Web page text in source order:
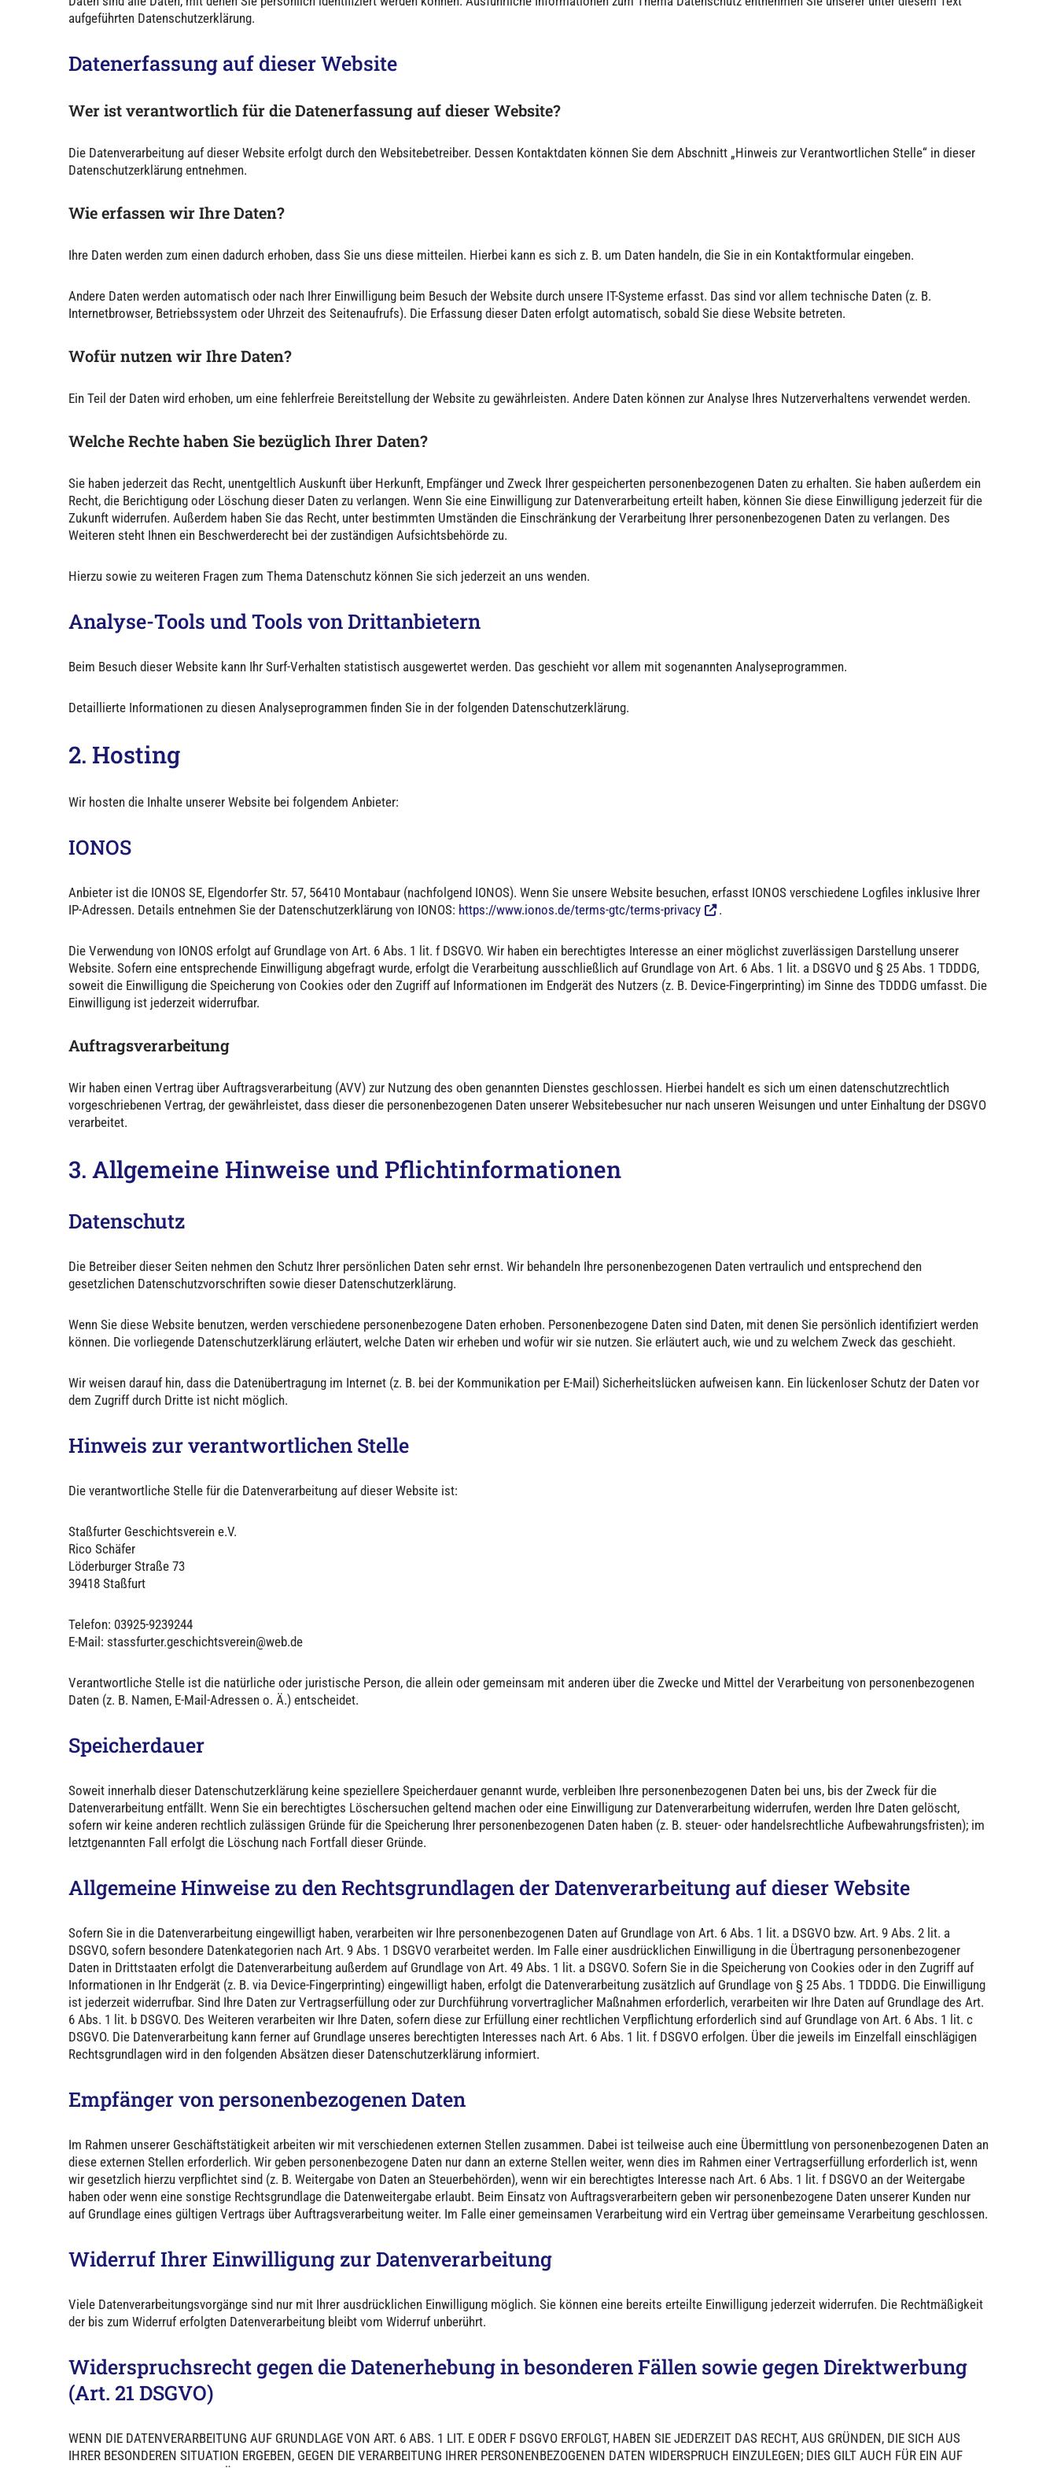
aufgeführten Datenschutzerklärung.
Datenerfassung auf dieser Website
Wer ist verantwortlich für die Datenerfassung auf dieser Website?
Die Datenverarbeitung auf dieser Website erfolgt durch den Websitebetreiber. Dessen Kontaktdaten können Sie dem Abschnitt „Hinweis zur Verantwortlichen Stelle“ in dieser
Datenschutzerklärung entnehmen.
Wie erfassen wir Ihre Daten?
Ihre Daten werden zum einen dadurch erhoben, dass Sie uns diese mitteilen. Hierbei kann es sich z. B. um Daten handeln, die Sie in ein Kontaktformular eingeben.
Andere Daten werden automatisch oder nach Ihrer Einwilligung beim Besuch der Website durch unsere IT-Systeme erfasst. Das sind vor allem technische Daten (z. B.
Internetbrowser, Betriebssystem oder Uhrzeit des Seitenaufrufs). Die Erfassung dieser Daten erfolgt automatisch, sobald Sie diese Website betreten.
Wofür nutzen wir Ihre Daten?
Ein Teil der Daten wird erhoben, um eine fehlerfreie Bereitstellung der Website zu gewährleisten. Andere Daten können zur Analyse Ihres Nutzerverhaltens verwendet werden.
Welche Rechte haben Sie bezüglich Ihrer Daten?
Sie haben jederzeit das Recht, unentgeltlich Auskunft über Herkunft, Empfänger und Zweck Ihrer gespeicherten personenbezogenen Daten zu erhalten. Sie haben außerdem ein
Recht, die Berichtigung oder Löschung dieser Daten zu verlangen. Wenn Sie eine Einwilligung zur Datenverarbeitung erteilt haben, können Sie diese Einwilligung jederzeit für die
Zukunft widerrufen. Außerdem haben Sie das Recht, unter bestimmten Umständen die Einschränkung der Verarbeitung Ihrer personenbezogenen Daten zu verlangen. Des
Weiteren steht Ihnen ein Beschwerderecht bei der zuständigen Aufsichtsbehörde zu.
Hierzu sowie zu weiteren Fragen zum Thema Datenschutz können Sie sich jederzeit an uns wenden.
Analyse-Tools und Tools von Dritt­anbietern
Beim Besuch dieser Website kann Ihr Surf-Verhalten statistisch ausgewertet werden. Das geschieht vor allem mit sogenannten Analyseprogrammen.
Detaillierte Informationen zu diesen Analyseprogrammen finden Sie in der folgenden Datenschutzerklärung.
2. Hosting
Wir hosten die Inhalte unserer Website bei folgendem Anbieter:
IONOS
Anbieter ist die IONOS SE, Elgendorfer Str. 57, 56410 Montabaur (nachfolgend IONOS). Wenn Sie unsere Website besuchen, erfasst IONOS verschiedene Logfiles inklusive Ihrer
IP-Adressen. Details entnehmen Sie der Datenschutzerklärung von IONOS: https://www.ionos.de/terms-gtc/terms-privacy .
Die Verwendung von IONOS erfolgt auf Grundlage von Art. 6 Abs. 1 lit. f DSGVO. Wir haben ein berechtigtes Interesse an einer möglichst zuverlässigen Darstellung unserer
Website. Sofern eine entsprechende Einwilligung abgefragt wurde, erfolgt die Verarbeitung ausschließlich auf Grundlage von Art. 6 Abs. 1 lit. a DSGVO und § 25 Abs. 1 TDDDG,
soweit die Einwilligung die Speicherung von Cookies oder den Zugriff auf Informationen im Endgerät des Nutzers (z. B. Device-Fingerprinting) im Sinne des TDDDG umfasst. Die
Einwilligung ist jederzeit widerrufbar.
Auftragsverarbeitung
Wir haben einen Vertrag über Auftragsverarbeitung (AVV) zur Nutzung des oben genannten Dienstes geschlossen. Hierbei handelt es sich um einen datenschutzrechtlich
vorgeschriebenen Vertrag, der gewährleistet, dass dieser die personenbezogenen Daten unserer Websitebesucher nur nach unseren Weisungen und unter Einhaltung der DSGVO
verarbeitet.
3. Allgemeine Hinweise und Pflicht­informationen
Datenschutz
Die Betreiber dieser Seiten nehmen den Schutz Ihrer persönlichen Daten sehr ernst. Wir behandeln Ihre personenbezogenen Daten vertraulich und entsprechend den
gesetzlichen Datenschutzvorschriften sowie dieser Datenschutzerklärung.
Wenn Sie diese Website benutzen, werden verschiedene personenbezogene Daten erhoben. Personenbezogene Daten sind Daten, mit denen Sie persönlich identifiziert werden
können. Die vorliegende Datenschutzerklärung erläutert, welche Daten wir erheben und wofür wir sie nutzen. Sie erläutert auch, wie und zu welchem Zweck das geschieht.
Wir weisen darauf hin, dass die Datenübertragung im Internet (z. B. bei der Kommunikation per E-Mail) Sicherheitslücken aufweisen kann. Ein lückenloser Schutz der Daten vor
dem Zugriff durch Dritte ist nicht möglich.
Hinweis zur verantwortlichen Stelle
Die verantwortliche Stelle für die Datenverarbeitung auf dieser Website ist:
Staßfurter Geschichtsverein e.V.
Rico Schäfer
Löderburger Straße 73
39418 Staßfurt
Telefon: 03925-9239244
E-Mail: stassfurter.geschichtsverein@web.de
Verantwortliche Stelle ist die natürliche oder juristische Person, die allein oder gemeinsam mit anderen über die Zwecke und Mittel der Verarbeitung von personenbezogenen
Daten (z. B. Namen, E-Mail-Adressen o. Ä.) entscheidet.
Speicherdauer
Soweit innerhalb dieser Datenschutzerklärung keine speziellere Speicherdauer genannt wurde, verbleiben Ihre personenbezogenen Daten bei uns, bis der Zweck für die
Datenverarbeitung entfällt. Wenn Sie ein berechtigtes Löschersuchen geltend machen oder eine Einwilligung zur Datenverarbeitung widerrufen, werden Ihre Daten gelöscht,
sofern wir keine anderen rechtlich zulässigen Gründe für die Speicherung Ihrer personenbezogenen Daten haben (z. B. steuer- oder handelsrechtliche Aufbewahrungsfristen); im
letztgenannten Fall erfolgt die Löschung nach Fortfall dieser Gründe.
Allgemeine Hinweise zu den Rechtsgrundlagen der Datenverarbeitung auf dieser Website
Sofern Sie in die Datenverarbeitung eingewilligt haben, verarbeiten wir Ihre personenbezogenen Daten auf Grundlage von Art. 6 Abs. 1 lit. a DSGVO bzw. Art. 9 Abs. 2 lit. a
DSGVO, sofern besondere Datenkategorien nach Art. 9 Abs. 1 DSGVO verarbeitet werden. Im Falle einer ausdrücklichen Einwilligung in die Übertragung personenbezogener
Daten in Drittstaaten erfolgt die Datenverarbeitung außerdem auf Grundlage von Art. 49 Abs. 1 lit. a DSGVO. Sofern Sie in die Speicherung von Cookies oder in den Zugriff auf
Informationen in Ihr Endgerät (z. B. via Device-Fingerprinting) eingewilligt haben, erfolgt die Datenverarbeitung zusätzlich auf Grundlage von § 25 Abs. 1 TDDDG. Die Einwilligung
ist jederzeit widerrufbar. Sind Ihre Daten zur Vertragserfüllung oder zur Durchführung vorvertraglicher Maßnahmen erforderlich, verarbeiten wir Ihre Daten auf Grundlage des Art.
6 Abs. 1 lit. b DSGVO. Des Weiteren verarbeiten wir Ihre Daten, sofern diese zur Erfüllung einer rechtlichen Verpflichtung erforderlich sind auf Grundlage von Art. 6 Abs. 1 lit. c
DSGVO. Die Datenverarbeitung kann ferner auf Grundlage unseres berechtigten Interesses nach Art. 6 Abs. 1 lit. f DSGVO erfolgen. Über die jeweils im Einzelfall einschlägigen
Rechtsgrundlagen wird in den folgenden Absätzen dieser Datenschutzerklärung informiert.
Empfänger von personenbezogenen Daten
Im Rahmen unserer Geschäftstätigkeit arbeiten wir mit verschiedenen externen Stellen zusammen. Dabei ist teilweise auch eine Übermittlung von personenbezogenen Daten an
diese externen Stellen erforderlich. Wir geben personenbezogene Daten nur dann an externe Stellen weiter, wenn dies im Rahmen einer Vertragserfüllung erforderlich ist, wenn
wir gesetzlich hierzu verpflichtet sind (z. B. Weitergabe von Daten an Steuerbehörden), wenn wir ein berechtigtes Interesse nach Art. 6 Abs. 1 lit. f DSGVO an der Weitergabe
haben oder wenn eine sonstige Rechtsgrundlage die Datenweitergabe erlaubt. Beim Einsatz von Auftragsverarbeitern geben wir personenbezogene Daten unserer Kunden nur
auf Grundlage eines gültigen Vertrags über Auftragsverarbeitung weiter. Im Falle einer gemeinsamen Verarbeitung wird ein Vertrag über gemeinsame Verarbeitung geschlossen.
Widerruf Ihrer Einwilligung zur Datenverarbeitung
Viele Datenverarbeitungsvorgänge sind nur mit Ihrer ausdrücklichen Einwilligung möglich. Sie können eine bereits erteilte Einwilligung jederzeit widerrufen. Die Rechtmäßigkeit
der bis zum Widerruf erfolgten Datenverarbeitung bleibt vom Widerruf unberührt.
Widerspruchsrecht gegen die Datenerhebung in besonderen Fällen sowie gegen Direktwerbung
(Art. 21 DSGVO)
WENN DIE DATENVERARBEITUNG AUF GRUNDLAGE VON ART. 6 ABS. 1 LIT. E ODER F DSGVO ERFOLGT, HABEN SIE JEDERZEIT DAS RECHT, AUS GRÜNDEN, DIE SICH AUS
IHRER BESONDEREN SITUATION ERGEBEN, GEGEN DIE VERARBEITUNG IHRER PERSONENBEZOGENEN DATEN WIDERSPRUCH EINZULEGEN; DIES GILT AUCH FÜR EIN AUF